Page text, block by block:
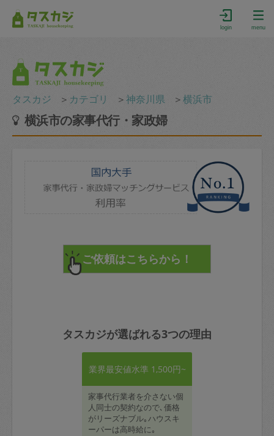
login menu
タスカジ ＞ カテゴリ ＞神奈川県 ＞横浜市
横浜市の家事代行・家政婦
タスカジが選ばれる3つの理由
業界最安値水準 1,500円~
家事代行業者を介さない個
人同士の契約なので､価格
がリーズナブル｡ハウスキ
ーパーは高時給に｡